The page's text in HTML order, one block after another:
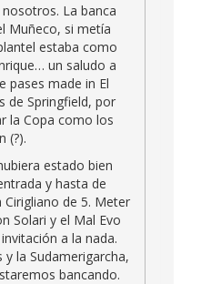
La banca
Muñeco, si metía
estaba como
un saludo a
pases made in El
de Springfield, por
la Copa como los
(?).
estado bien
y hasta de
de 5. Meter
Solari y el Mal Evo
a la nada.
la Sudamerigarcha,
bancando.